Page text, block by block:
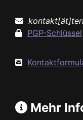
PGP-Schlüssel
Mehr